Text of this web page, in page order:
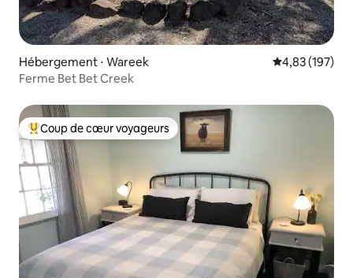
Hébergement ⋅ Wareek Évaluation
4,83 (197)
Ferme Bet Bet Creek
Coups de cœur voyageurs les plus appréciés
Coup de cœur voyageurs